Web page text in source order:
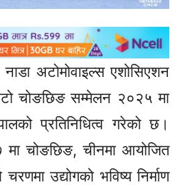
अटोमोवाइल्स एशोसिएशन
चोङछिङ सम्मेलन २०२५ मा
प्रतिनिधित्व गरेको छ।
चोङछिङ, चीनमा आयोजित
उद्योगको भविष्य निर्माण